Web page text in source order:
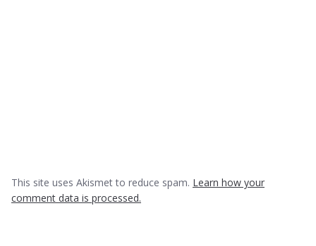
This site uses Akismet to reduce spam. Learn how your
comment data is processed.